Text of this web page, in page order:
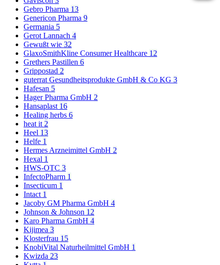
Gebro Pharma 13
Genericon Pharma 9
Germania 5
Gerot Lannach 4
Gewußt wie 32
GlaxoSmithKline Consumer Healthcare 12
Grethers Pastillen 6
Grippostad 2
guterrat Gesundheitsprodukte GmbH & Co KG 3
Hafesan 5
Hager Pharma GmbH 2
Hansaplast 16
Healing herbs 6
heat it 2
Heel 13
Helfe 1
Hermes Arzneimittel GmbH 2
Hexal 1
HWS-OTC 3
InfectoPharm 1
Insecticum 1
Intact 1
Jacoby GM Pharma GmbH 4
Johnson & Johnson 12
Karo Pharma GmbH 4
Kijimea 3
Klosterfrau 15
KnobiVital Naturheilmittel GmbH 1
Kwizda 23